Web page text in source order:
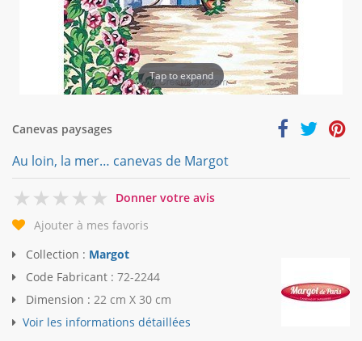
Tap to expand
Canevas paysages
Au loin, la mer… canevas de Margot
0
Donner votre avis
Ajouter à mes favoris
Collection : Margot
Code Fabricant : 72-2244
Dimension : 22 cm X 30 cm
Voir les informations détaillées